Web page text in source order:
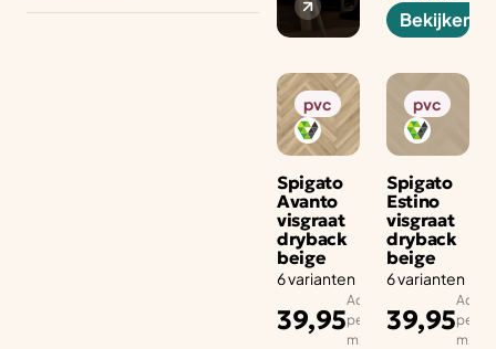
Bekijken
pvc
Spigato
Avanto
visgraat
dryback
beige
6 varianten
39,95
Adviesprijs
per aantal
m2
pvc
Spigato
Estino
visgraat
dryback
beige
6 varianten
39,95per
m2